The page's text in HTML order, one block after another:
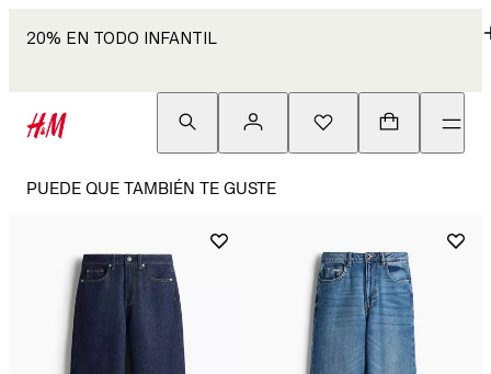
20% EN TODO INFANTIL
PUEDE QUE TAMBIÉN TE GUSTE